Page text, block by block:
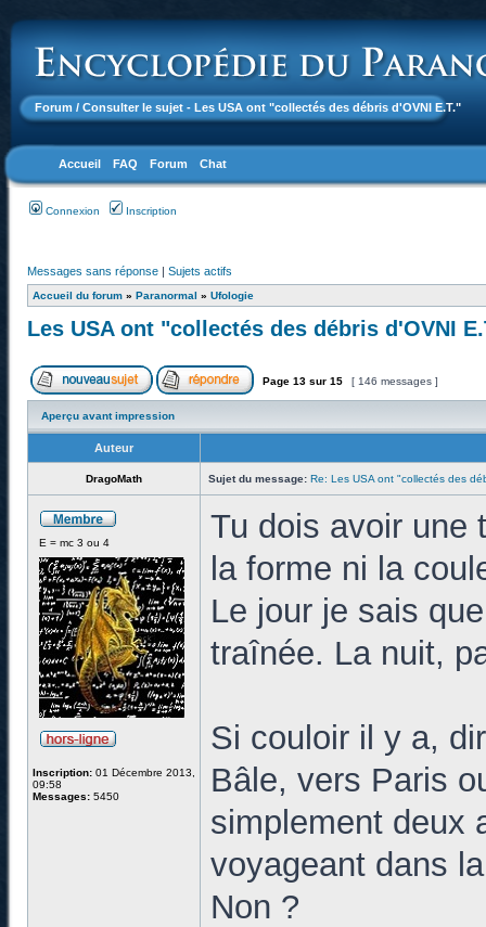
Forum / Consulter le sujet - Les USA ont "collectés des débris d'OVNI E.T."
Accueil FAQ Forum Chat
Connexion Inscription
Messages sans réponse | Sujets actifs
Accueil du forum » Paranormal » Ufologie
Les USA ont "collectés des débris d'OVNI
Page 13 sur 15 [ 146 messages ]
Aperçu avant impression
Auteur
DragoMath Sujet du message: Re: Les USA ont "collectés des
E = mc 3 ou 4
Inscription: 01 Décembre 2013,
09:58
Messages: 5450
Tu dois avoir une
la forme ni la
Le jour je sais
traînée. La nuit,
Si couloir il y a,
Bâle, vers Paris
simplement deux
voyageant dans
Non ?